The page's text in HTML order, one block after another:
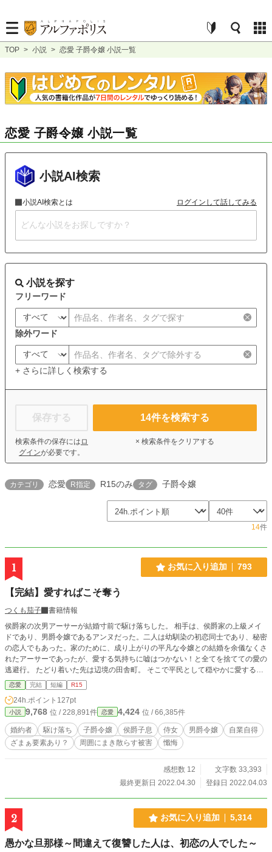
TOP > 小説 > 恋愛 子爵令嬢 小説一覧
恋愛 子爵令嬢 小説一覧
小説AI検索
小説AI検索とは ログインして話してみる
小説を探す
フリーワード
除外ワード
+ さらに詳しく検索する
保存する
検索条件の保存には ロ
グインが必要です。
14件を検索する
× 検索条件をクリアする
カテゴリ 恋愛 R指定 R15のみ タグ 子爵令嬢
14件
1 お気に入り追加 793
【完結】愛すればこそ奪う
つくも茄子
書籍情報
侯爵家の次男アーサーが結婚寸前で駆け落ちした。 相手は、侯爵家の上級メイ
ドであり、男爵令嬢であるアンヌだった。二人は幼馴染の初恋同士であり、秘密
の恋人でもあった。家のために、成り上がりの平凡な令嬢との結婚を余儀なくさ
れたアーサーであったが、愛する気持ちに嘘はつかない！と全てを捨てての愛の
逃避行。 たどり着いた先は辺境の田舎町。 そこで平民として穏やかに愛する人
と夫婦として暮らしていた。 数年前に娘のエミリーも生まれ、幸せに満ちてい
た。 そんなある日、王都の大学から連絡がくる。 アーサーの論文が認められ、
講師として大学に招かれることになった。 数年ぶりに王都に戻るアーサー達一
行。 王都の暮らしに落ち着いてきた頃に、アーサーに襲いかかった暴行事件！
通り魔の無差別事件として処理された。 だが、アーサーには何かかが引っかか
る。 後日、犯人の名前を聞いたアーサーは、驚愕した！ 自分を襲ったのが妻
の妹！ そこから明らかになる、駆け落ち後の悲劇の数々。 愛し合う夫婦に、捨
夫の間に二人の子供にも恵まれ、幸せの絶頂にいた。 「小説家になろう」「カ
恋愛 完結 短編 R15
24h.ポイント 127pt
小説 9,768 位 / 228,891件 恋愛 4,424 位 / 66,385件
婚約者 駆け落ち 子爵令嬢 侯爵子息 侍女 男爵令嬢
自業自得
ざまぁ要素あり？
周囲にまき散らす被害 懺悔
感想数 12
文字数 33,393
最終更新日 2022.04.30
登録日 2022.04.03
2 お気に入り追加 5,314
愚かな旦那様～間違えて復讐した人は、初恋の人でした～